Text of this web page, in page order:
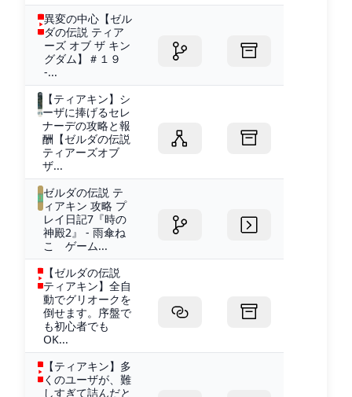
異変の中心【ゼル
ダの伝説 ティア
ーズ オブ ザ キン
グダム】＃１９
-...
【ティアキン】シ
ーザに捧げるセレ
ナーデの攻略と報
酬【ゼルダの伝説
ティアーズオブ
ザ...
ゼルダの伝説 テ
ィアキン 攻略 プ
レイ日記7『時の
神殿2』 - 雨傘ね
こ ゲーム...
【ゼルダの伝説
ティアキン】全自
動でグリオークを
倒せます。序盤で
も初心者でも
OK...
【ティアキン】多
くのユーザが、難
しすぎて詰んだと